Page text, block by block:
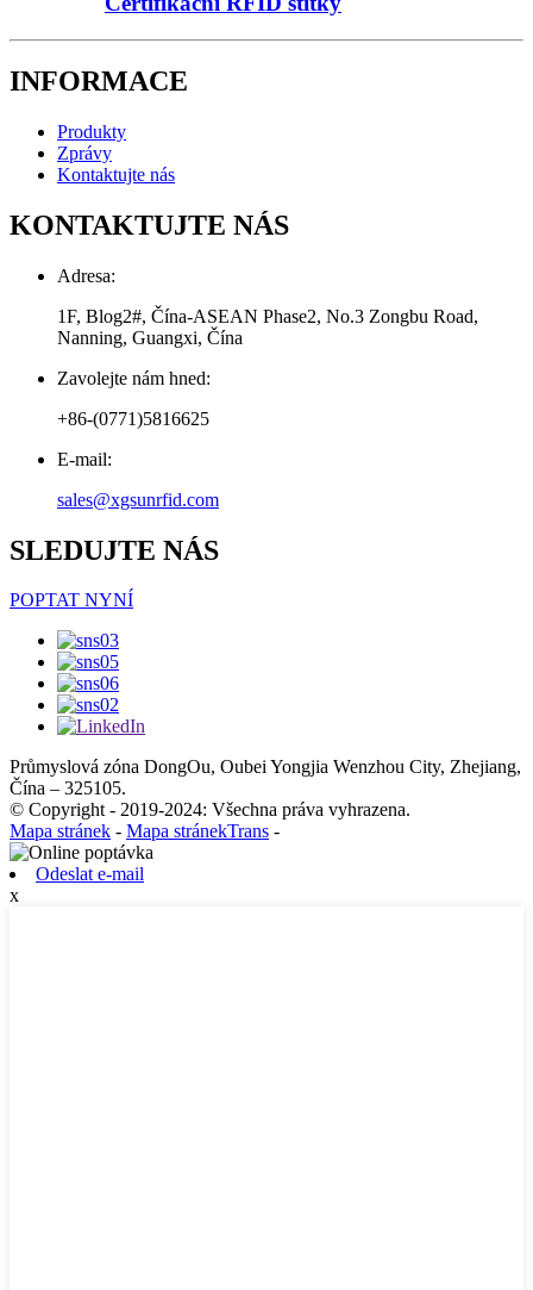
INFORMACE
Produkty
Zprávy
Kontaktujte nás
KONTAKTUJTE NÁS
Adresa:
1F, Blog2#, Čína-ASEAN Phase2, No.3 Zongbu Road,
Nanning, Guangxi, Čína
Zavolejte nám hned:
+86-(0771)5816625
E-mail:
sales@xgsunrfid.com
SLEDUJTE NÁS
POPTAT NYNÍ
Průmyslová zóna DongOu, Oubei Yongjia Wenzhou City, Zhejiang,
Čína – 325105.
© Copyright - 2019-2024: Všechna práva vyhrazena.
Mapa stránek - Mapa stránekTrans -
Odeslat e-mail
x